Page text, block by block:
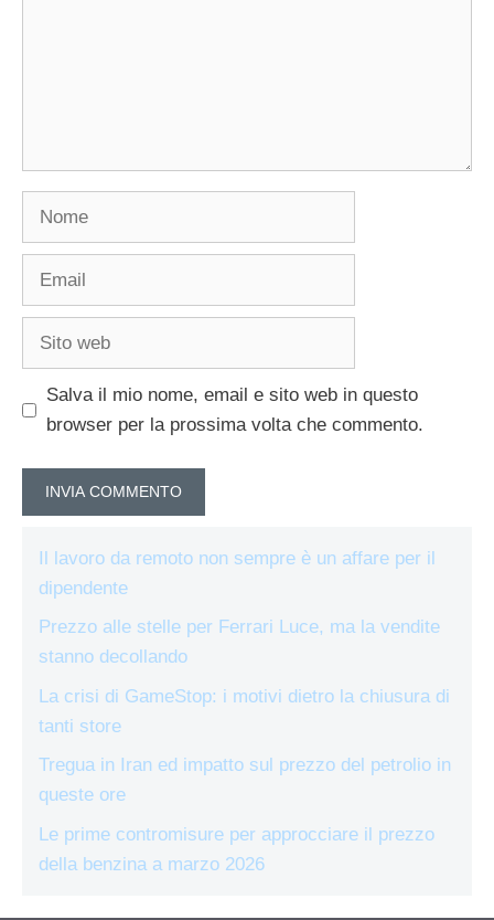
Nome
Email
Sito
Salva il mio nome, email e sito web in questo
browser per la prossima volta che commento.
Il lavoro da remoto non sempre è un affare per il
dipendente
Prezzo alle stelle per Ferrari Luce, ma la vendite
stanno decollando
La crisi di GameStop: i motivi dietro la chiusura di
tanti store
Tregua in Iran ed impatto sul prezzo del petrolio in
queste ore
Le prime contromisure per approcciare il prezzo
della benzina a marzo 2026